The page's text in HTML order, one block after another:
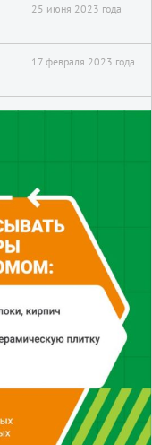
25 июня 2023 года
17 февраля 2023 года